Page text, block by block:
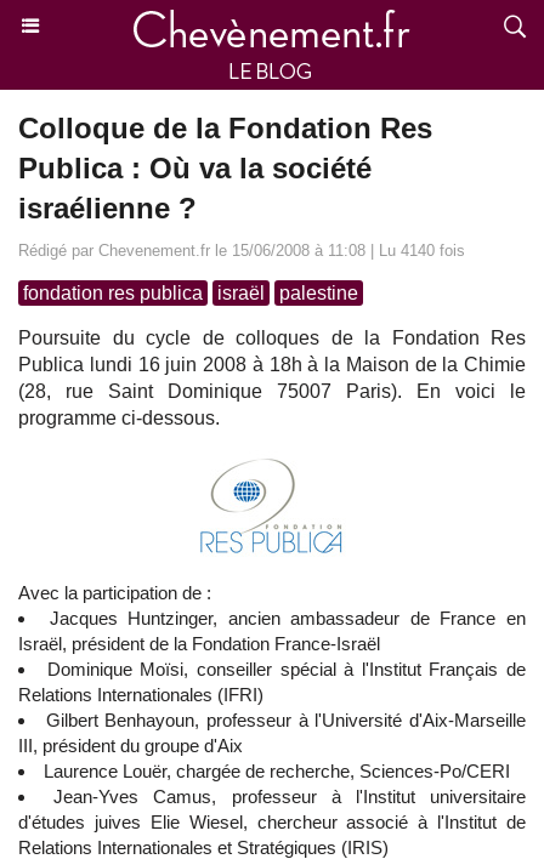
Colloque de la Fondation Res
Publica : Où va la société
israélienne ?
Rédigé par Chevenement.fr le 15/06/2008 à 11:08 | Lu 4140 fois
fondation res publica israël palestine
Poursuite du cycle de colloques de la Fondation Res
Publica lundi 16 juin 2008 à 18h à la Maison de la Chimie
(28, rue Saint Dominique 75007 Paris). En voici le
programme ci-dessous.
Avec la participation de :
Jacques Huntzinger, ancien ambassadeur de France en
Israël, président de la Fondation France-Israël
Dominique Moïsi, conseiller spécial à l'Institut Français de
Relations Internationales (IFRI)
Gilbert Benhayoun, professeur à l'Université d'Aix-Marseille
III, président du groupe d'Aix
Laurence Louër, chargée de recherche, Sciences-Po/CERI
Jean-Yves Camus, professeur à l'Institut universitaire
d'études juives Elie Wiesel, chercheur associé à l'Institut de
Relations Internationales et Stratégiques (IRIS)